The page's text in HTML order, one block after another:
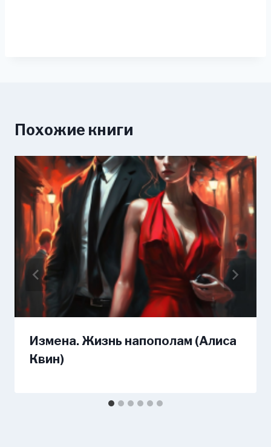
Похожие книги
Измена. Жизнь напополам (Алиса
Квин)